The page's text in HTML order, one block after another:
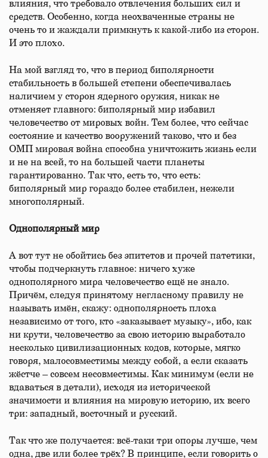
влияния, что требовало отвлечения больших сил и
средств. Особенно, когда неохваченные страны не
очень то и жаждали примкнуть к какой-либо из сторон.
И это плохо.
На мой взгляд то, что в период биполярности
стабильность в большей степени обеспечивалась
наличием у сторон ядерного оружия, никак не
отменяет главного: биполярный мир избавил
человечество от мировых войн. Тем более, что сейчас
состояние и качество вооружений таково, что и без
ОМП мировая война способна уничтожить жизнь если
и не на всей, то на большей части планеты
гарантированно. Так что, есть то, что есть:
биполярный мир гораздо более стабилен, нежели
многополярный.
Однополярный мир
А вот тут не обойтись без эпитетов и прочей патетики,
чтобы подчеркнуть главное: ничего хуже
однополярного мира человечество ещё не знало.
Причём, следуя принятому негласному правилу не
называть имён, скажу: однополярность плоха
независимо от того, кто «заказывает музыку», ибо, как
ни крути, человечество за свою историю выработало
несколько цивилизационных кодов, которые, мягко
говоря, малосовместимы между собой, а если сказать
жёстче – совсем несовместимы. Как минимум (если не
вдаваться в детали), исходя из исторической
значимости и влияния на мировую историю, их всего
три: западный, восточный и русский.
Так что же получается: всё-таки три опоры лучше, чем
одна, две или более трёх? В принципе, если говорить о